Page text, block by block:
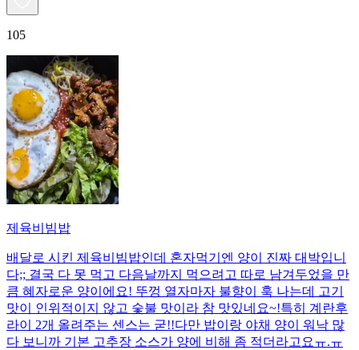
105
제육비빔밥
배달로 시킨 제육비빔밥인데 혼자먹기엔 양이 진짜 대박입니
다;; 결국 다 못 먹고 다음날까지 먹으려고 따로 남겨두었을 만
큼 혜자로운 양이에요! 뚜껑 열자마자 불향이 훅 나는데 고기
맛이 인위적이지 않고 숯불 맛이라 참 맛있네요~!특히 계란후
라이 2개 올려주는 센스는 굳!! ​다만 밥이랑 야채 양이 워낙 많
다 보니까 기본 고추장 소스가 양에 비해 좀 적더라고요ㅠ.ㅠ